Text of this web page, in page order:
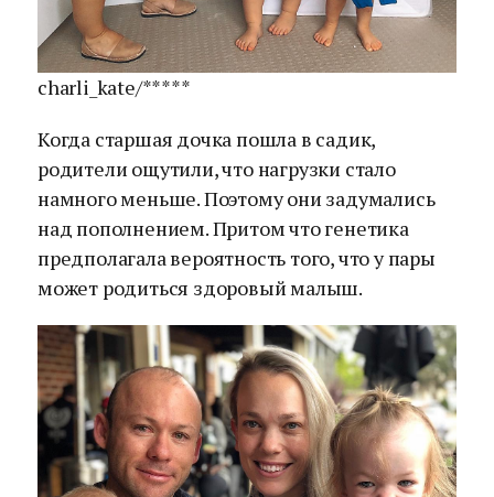
charli_kate/*****
Когда старшая дочка пошла в садик,
родители ощутили, что нагрузки стало
намного меньше. Поэтому они задумались
над пополнением. Притом что генетика
предполагала вероятность того, что у пары
может родиться здоровый малыш.